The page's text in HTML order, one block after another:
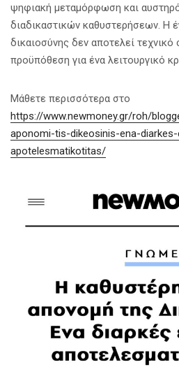
ψηφιακή μεταμόρφωση και
διαδικαστικών καθυστερήσεων. Η
δικαιοσύνης δεν αποτελεί
προϋπόθεση για ένα λειτουργικό
Μάθετε περισσότερα στο
https://www.newmoney.gr/roh/
aponomi-tis-dikeosinis-ena-
apotelesmatikotitas/